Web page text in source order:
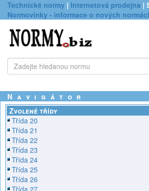
Technické normy | Internetová prodejna |
Normovinky - informace o nových
Navigátor
Zvolené třídy
Třída 20
Třída 21
Třída 22
Třída 23
Třída 24
Třída 25
Třída 26
Třída 27